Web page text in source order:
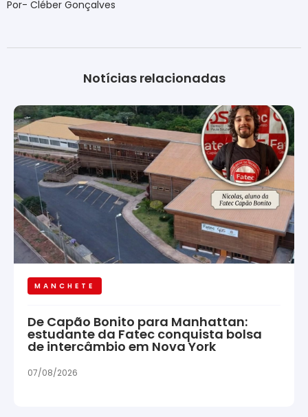
Por- Cléber Gonçalves
Notícias relacionadas
MANCHETE
De Capão Bonito para Manhattan:
estudante da Fatec conquista bolsa
de intercâmbio em Nova York
07/08/2026